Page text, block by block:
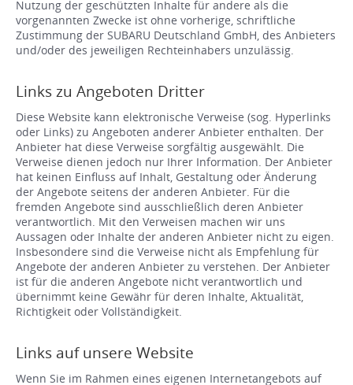
Nutzung der geschützten Inhalte für andere als die
vorgenannten Zwecke ist ohne vorherige, schriftliche
Zustimmung der SUBARU Deutschland GmbH, des Anbieters
und/oder des jeweiligen Rechteinhabers unzulässig.
Links zu Angeboten Dritter
Diese Website kann elektronische Verweise (sog. Hyperlinks
oder Links) zu Angeboten anderer Anbieter enthalten. Der
Anbieter hat diese Verweise sorgfältig ausgewählt. Die
Verweise dienen jedoch nur Ihrer Information. Der Anbieter
hat keinen Einfluss auf Inhalt, Gestaltung oder Änderung
der Angebote seitens der anderen Anbieter. Für die
fremden Angebote sind ausschließlich deren Anbieter
verantwortlich. Mit den Verweisen machen wir uns
Aussagen oder Inhalte der anderen Anbieter nicht zu eigen.
Insbesondere sind die Verweise nicht als Empfehlung für
Angebote der anderen Anbieter zu verstehen. Der Anbieter
ist für die anderen Angebote nicht verantwortlich und
übernimmt keine Gewähr für deren Inhalte, Aktualität,
Richtigkeit oder Vollständigkeit.
Links auf unsere Website
Wenn Sie im Rahmen eines eigenen Internetangebots auf